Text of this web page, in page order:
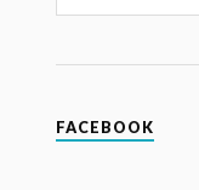
FACEBOOK